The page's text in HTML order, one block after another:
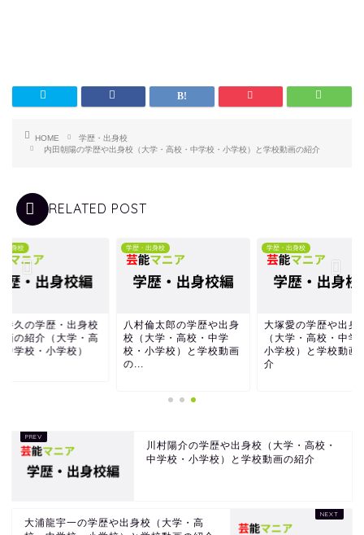
HOME
学歴・出身校
内田朝陽の学歴や出身校（大学・高校・中学校・小学校）と学校動画の紹介
RELATED POST
出身校
勝久の学歴・出身校
画の紹介（大学・高
中学校・小学校）
学歴・出身校
八村倫太郎の学歴や出身
校（大学・高校・中学
校・小学校）と学校動画
の...
学歴・出身校
大塚愛の学歴や出身
（大学・高校・中学
小学校）と学校動画
介
川村陽介の学歴や出身校（大学・高校・
中学校・小学校）と学校動画の紹介
大浦龍宇一の学歴や出身校（大学・高